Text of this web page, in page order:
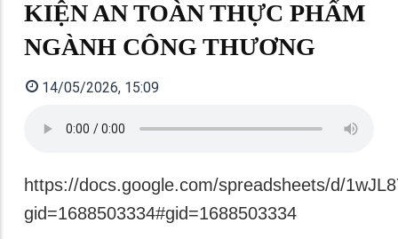
KIỆN AN TOÀN THỰC PHẨM
NGÀNH CÔNG THƯƠNG
14/05/2026, 15:09
https://docs.google.com/spreadsheets/d/
gid=1688503334#gid=1688503334